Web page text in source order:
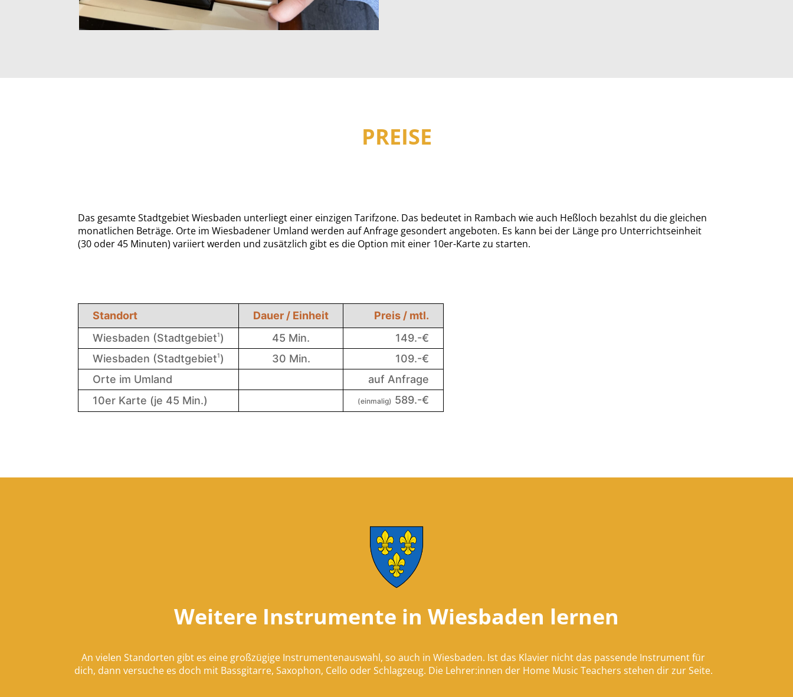
PREISE
Das gesamte Stadtgebiet Wiesbaden unterliegt einer einzigen Tarifzone. Das bedeutet in Rambach wie auch Heßloch bezahlst du die gleichen
monatlichen Beträge. Orte im Wiesbadener Umland werden auf Anfrage gesondert angeboten. Es kann bei der Länge pro Unterrichtseinheit
(30 oder 45 Minuten) variiert werden und zusätzlich gibt es die Option mit einer 10er-Karte zu starten.
Standort Dauer / Einheit
Preis / mtl.
Wiesbaden (Stadtgebiet1) 45 Min.
149.-€
Wiesbaden (Stadtgebiet1) 30 Min.
109.-€
Orte im Umland
auf Anfrage
10er Karte (je 45 Min.)
(einmalig) 589.-€
Weitere Instrumente in Wiesbaden lernen
An vielen Standorten gibt es eine großzügige Instrumentenauswahl, so auch in Wiesbaden. Ist das Klavier nicht das passende Instrument für
dich, dann versuche es doch mit Bassgitarre, Saxophon, Cello oder Schlagzeug. Die Lehrer:innen der Home Music Teachers stehen dir zur Seite.